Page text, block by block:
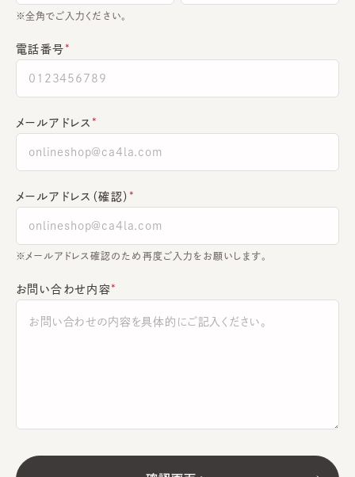
全角でご入力ください。
電話番号
メールアドレス
メールアドレス（確認）
※メールアドレス確認のため再度ご入力をお願いします。
お問い合わせ内容